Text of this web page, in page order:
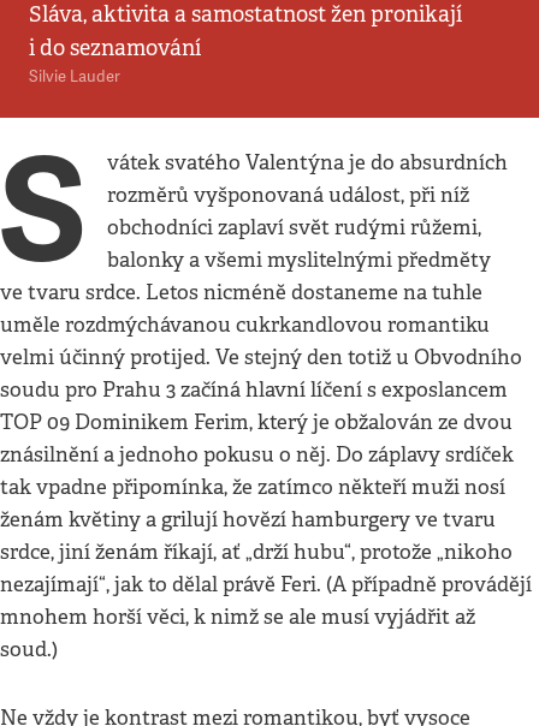
Sláva, aktivita a samostatnost žen pronikají
i do seznamování
Silvie Lauder
S
vátek svatého Valentýna je do absurdních
rozměrů vyšponovaná událost, při níž
obchodníci zaplaví svět rudými růžemi,
balonky a všemi myslitelnými předměty
ve tvaru srdce. Letos nicméně dostaneme na tuhle
uměle rozdmýchávanou cukrkandlovou romantiku
velmi účinný protijed. Ve stejný den totiž u Obvodního
soudu pro Prahu 3 začíná hlavní líčení s exposlancem
TOP 09 Dominikem Ferim, který je obžalován ze dvou
znásilnění a jednoho pokusu o něj. Do záplavy srdíček
tak vpadne připomínka, že zatímco někteří muži nosí
ženám květiny a grilují hovězí hamburgery ve tvaru
srdce, jiní ženám říkají, ať „drží hubu“, protože „nikoho
nezajímají“, jak to dělal právě Feri. (A případně provádějí
mnohem horší věci, k nimž se ale musí vyjádřit až
soud.)
Ne vždy je kontrast mezi romantikou, byť vysoce